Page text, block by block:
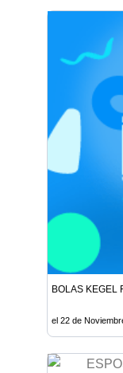
BOLAS KEGEL
el 22 de